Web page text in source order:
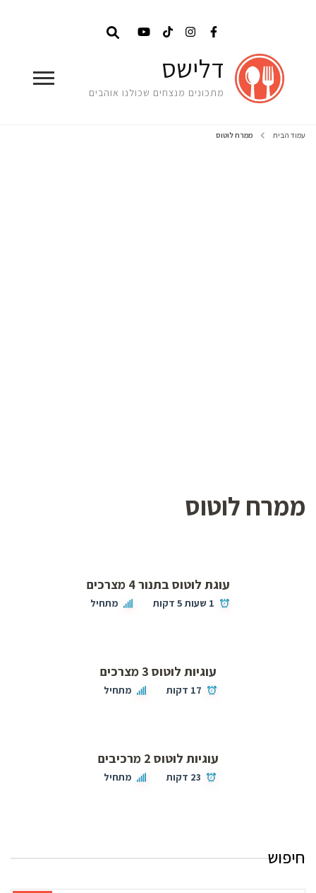
דלישס
מתכונים מנצחים שכולנו אוהבים
עמוד הבית ממרח לוטוס
ממרח לוטוס
עוגת לוטוס בתנור 4 מצרכים
1 שעות 5 דקות מתחיל
עוגיות לוטוס 3 מצרכים
17 דקות מתחיל
עוגיות לוטוס 2 מרכיבים
23 דקות מתחיל
חיפוש